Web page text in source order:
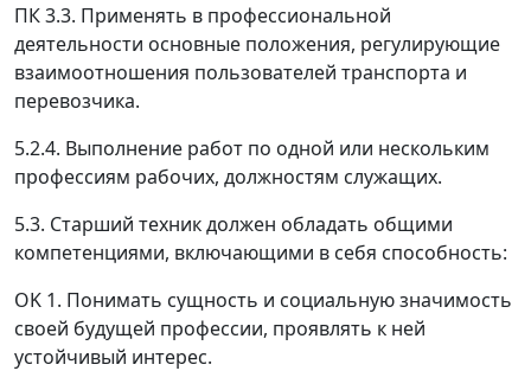
ПК 3.3. Применять в профессиональной
деятельности основные положения, регулирующие
взаимоотношения пользователей транспорта и
перевозчика.
5.2.4. Выполнение работ по одной или нескольким
профессиям рабочих, должностям служащих.
5.3. Старший техник должен обладать общими
компетенциями, включающими в себя способность:
OK 1. Понимать сущность и социальную значимость
своей будущей профессии, проявлять к ней
устойчивый интерес.